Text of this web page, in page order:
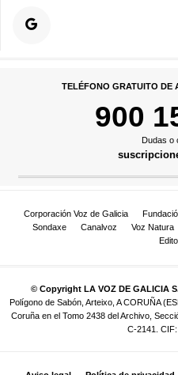
TELÉFONO GRATUITO DE
900
Dudas o
Corporación Voz de Galicia
Sondaxe
Canalvoz Voz Natura
© Copyright LA VOZ DE GALICIA
Polígono de Sabón, Arteixo, A CORUÑA
Coruña en el Tomo 2438 del Archivo,
C-2141. CIF: